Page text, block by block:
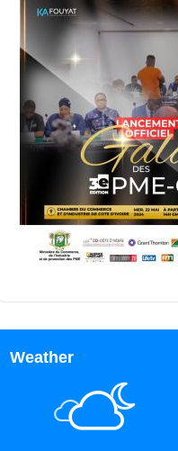
Weather